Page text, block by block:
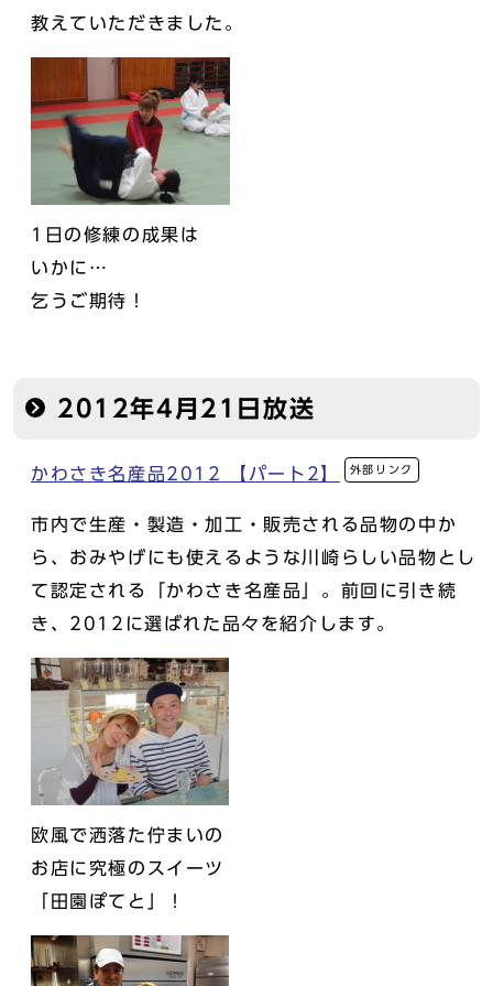
教えていただきました。
1日の修練の成果は
いかに…
乞うご期待！
2012年4月21日放送
かわさき名産品2012 【パート2】 外部リンク
市内で生産・製造・加工・販売される品物の中か
ら、おみやげにも使えるような川崎らしい品物とし
て認定される「かわさき名産品」。前回に引き続
き、2012に選ばれた品々を紹介します。
欧風で洒落た佇まいの
お店に究極のスイーツ
「田園ぽてと」！